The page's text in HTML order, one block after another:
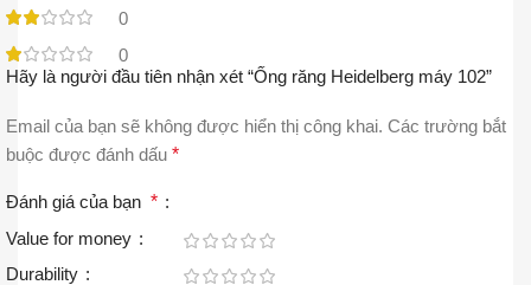
0
0
Hãy là người đầu tiên nhận xét “Ống răng Heidelberg máy 102”
Email của bạn sẽ không được hiển thị công khai. Các trường bắt
buộc được đánh dấu *
Đánh giá của bạn *
Value for money
Durability